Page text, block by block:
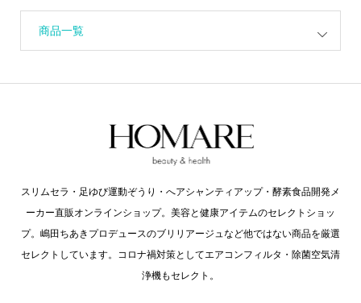
商品一覧
スリムセラ・足ゆび運動ぞうり・へアシャンティアップ・酵素食品開発メ
ーカー直販オンラインショップ。美容と健康アイテムのセレクトショッ
プ。嶋田ちあきプロデュースのブリリアージュなど他ではない商品を厳選
セレクトしています。コロナ禍対策としてエアコンフィルタ・除菌空気清
浄機もセレクト。